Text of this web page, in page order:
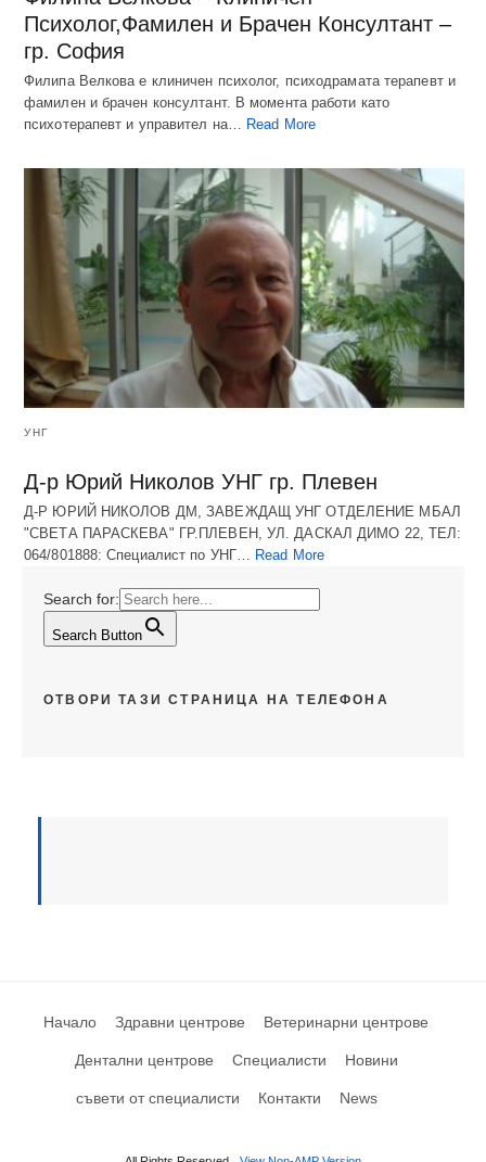
Психолог,Фамилен и Брачен Консултант –
гр. София
Филипа Велкова е клиничен психолог, психодрамата терапевт и
фамилен и брачен консултант. В момента работи като
психотерапевт и управител на…
Read More
УНГ
Д-р Юрий Николов УНГ гр. Плевен
Д-Р ЮРИЙ НИКОЛОВ ДМ, ЗАВЕЖДАЩ УНГ ОТДЕЛЕНИЕ МБАЛ
"СВЕТА ПАРАСКЕВА" ГР.ПЛЕВЕН, УЛ. ДАСКАЛ ДИМО 22, ТЕЛ:
064/801888: Специалист по УНГ… Read More
Search for:
Search Button
ОТВОРИ ТАЗИ СТРАНИЦА НА ТЕЛЕФОНА
Начало Здравни центрове Ветеринарни центрове
Дентални центрове Специалисти Новини
съвети от специалисти Контакти News